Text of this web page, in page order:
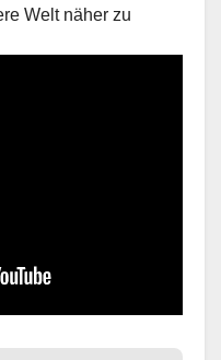
Welt näher zu